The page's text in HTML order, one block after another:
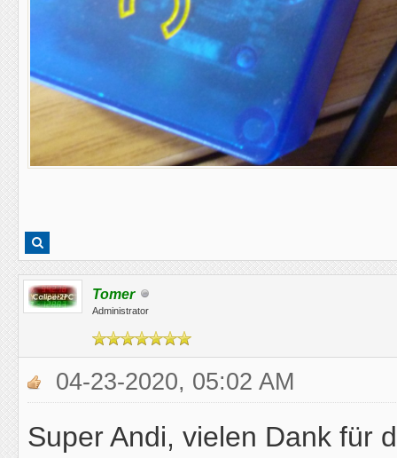
Tomer
Administrator
04-23-2020, 05:02 AM
Super Andi, vielen Dank für